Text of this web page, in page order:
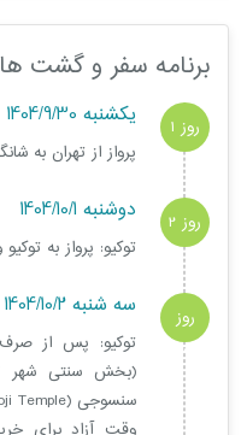
برنامه سفر و گشت
روز 1 یکشنبه 1404/9/30
پرواز از تهران به
روز 2 دوشنبه 1404/10/1
توکیو: پرواز به
روز
3
سه شنبه 1404/10/2
توکیو: پس از
(بخش سنتی شهر